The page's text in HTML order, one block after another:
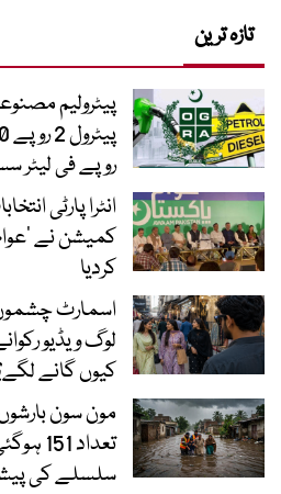
تازہ ترین
پیٹرولیم
روپے فی لیٹر
انٹرا پارٹی
کمیشن نے
کردیا
اسمارٹ
لوگ ویڈیو
کیوں گانے
مون سون
سلسلے کی